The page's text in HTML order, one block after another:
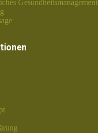
Gesundheitsmanagement